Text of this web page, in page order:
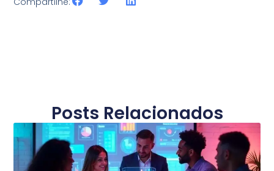
Posts Relacionados